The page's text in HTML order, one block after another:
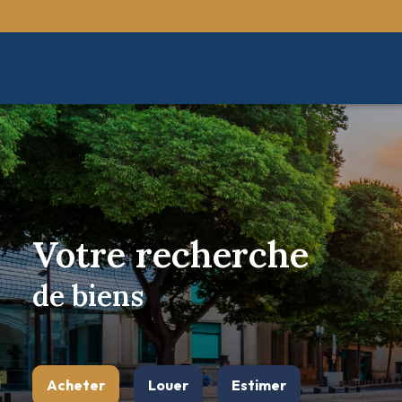
Votre recherche
de biens
Acheter Louer Estimer